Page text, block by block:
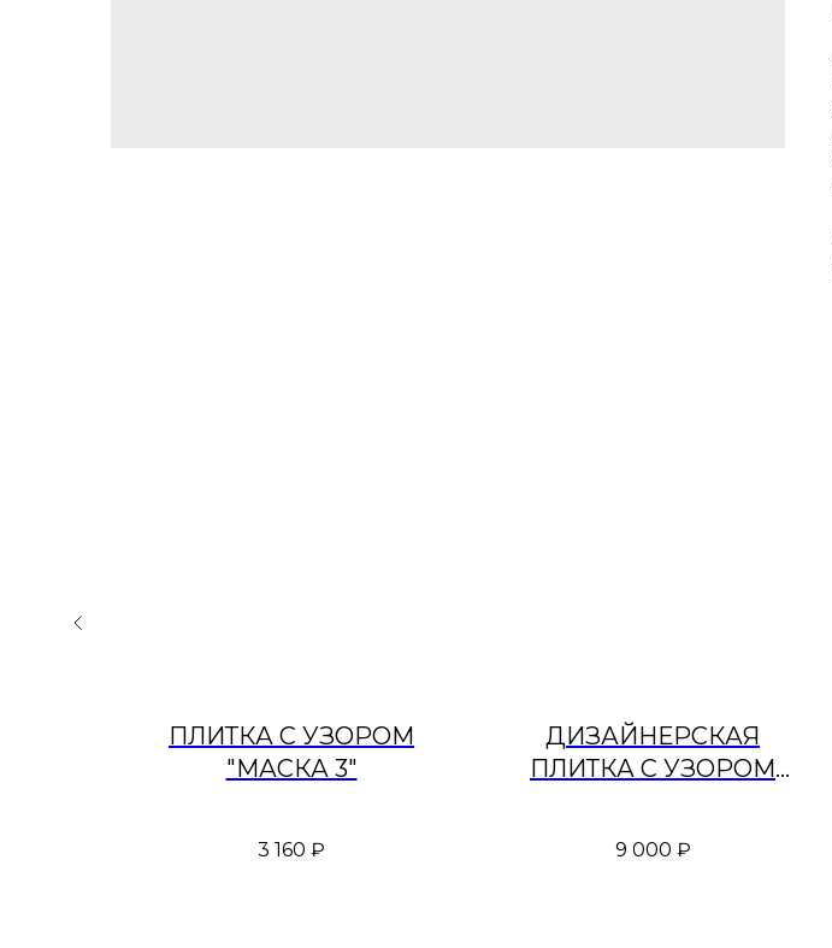
ПЛИТКА С УЗОРОМ
"МАСКА 3"
3 160 ₽
ДИЗАЙНЕРСКАЯ
ПЛИТКА С УЗОРОМ
9 000 ₽